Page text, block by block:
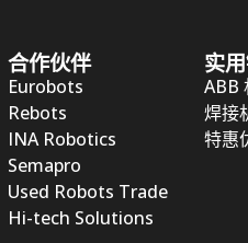
合作伙伴
Eurobots
Rebots
INA Robotics
Semapro
Used Robots Trade
Hi-tech Solutions
实
ABB
焊接
特惠